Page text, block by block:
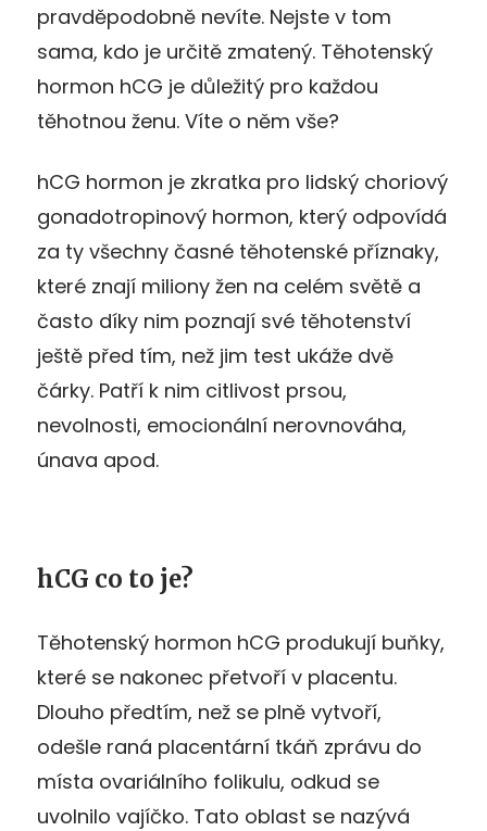
pravděpodobně nevíte. Nejste v tom
sama, kdo je určitě zmatený. Těhotenský
hormon hCG je důležitý pro každou
těhotnou ženu. Víte o něm vše?
hCG hormon je zkratka pro lidský choriový
gonadotropinový hormon, který odpovídá
za ty všechny časné těhotenské příznaky,
které znají miliony žen na celém světě a
často díky nim poznají své těhotenství
ještě před tím, než jim test ukáže dvě
čárky. Patří k nim citlivost prsou,
nevolnosti, emocionální nerovnováha,
únava apod.
hCG co to je?
Těhotenský hormon hCG produkují buňky,
které se nakonec přetvoří v placentu.
Dlouho předtím, než se plně vytvoří,
odešle raná placentární tkáň zprávu do
místa ovariálního folikulu, odkud se
uvolnilo vajíčko. Tato oblast se nazývá